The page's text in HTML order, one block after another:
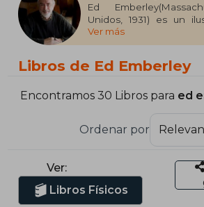
Ed
Unidos, 1931) es un
estadounidense,
de ochenta
que enseñan a
Boston, y ha sido galardonado con
Caldecott y el Lewis
Sus obras más
aquí, horrible
(2013), y Monstruo
Ver más
Libros de Ed Emberley
Encontramos 30 Libros para ed
Ordenar por
Ver:
Libros Físicos